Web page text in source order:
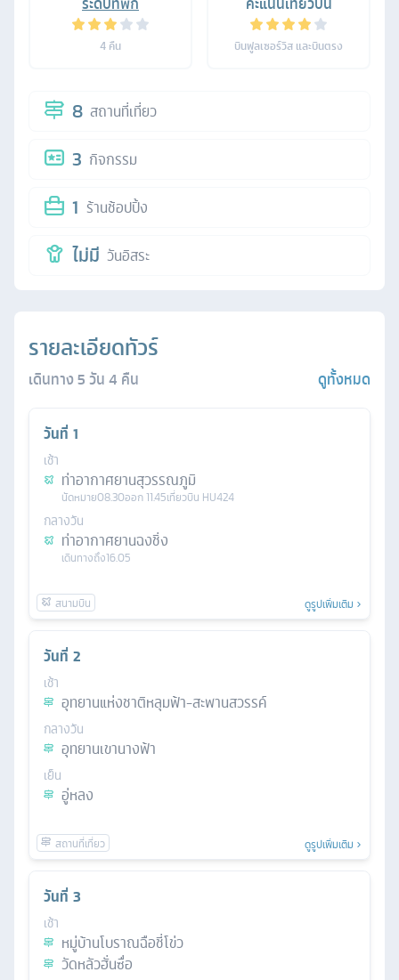
4 คืน บินฟูลเซอร์วิส และบินตรง
8 สถานที่เที่ยว
3 กิจกรรม
1 ร้านช้อปปิ้ง
ไม่มี วันอิสระ
รายละเอียดทัวร์
เดินทาง5วัน4 คืน ดูทั้งหมด
วันที่ 1
เช้า
ท่าอากาศยานสุวรรณภูมิ
นัดหมาย08.30ออก11.45เที่ยวบิน HU424
กลางวัน
ท่าอากาศยานฉงชิ่ง
เดินทางถึง16.05
ดูรูปเพิ่มเติม
วันที่ 2
เช้า
อุทยานแห่งชาติหลุมฟ้า-สะพานสวรรค์
กลางวัน
อุทยานเขานางฟ้า
เย็น
อู่หลง
ดูรูปเพิ่มเติม
วันที่ 3
เช้า
หมู่บ้านโบราณฉือชี่โข่ว
วัดหลัวฮั่นซื่อ